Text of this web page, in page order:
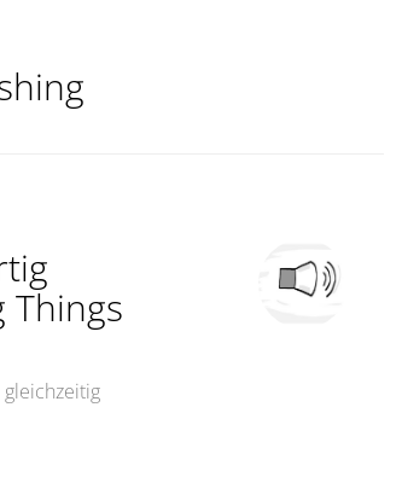
Things
gleichzeitig
– Wie man Dinge fertig bringt“Work